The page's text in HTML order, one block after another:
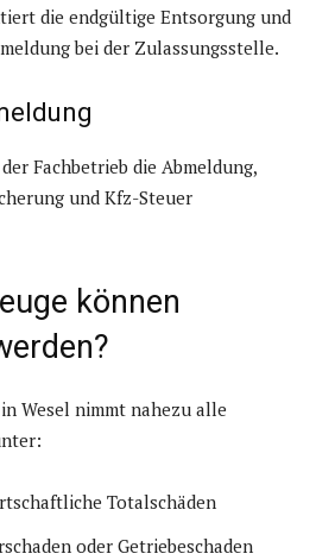
die endgültige Entsorgung und
bei der Zulassungsstelle.
Fachbetrieb die Abmeldung,
und Kfz-Steuer
können
Wesel nimmt nahezu alle
Totalschäden
oder Getriebeschaden